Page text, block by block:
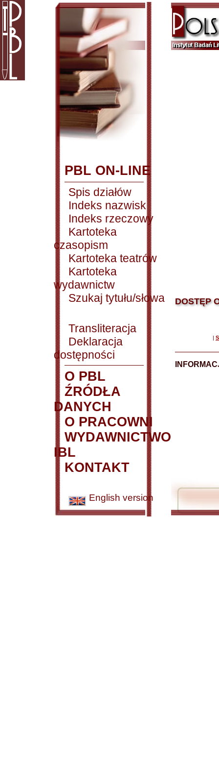
PBL ON-LINE
Spis działów
Indeks nazwisk
Indeks rzeczowy
Kartoteka
czasopism
Kartoteka teatrów
Kartoteka
wydawnictw
Szukaj tytułu/słowa
Transliteracja
Deklaracja
dostępności
O PBL
ŹRÓDŁA
DANYCH
O PRACOWNI
WYDAWNICTWO
IBL
KONTAKT
English version
DOSTĘP
|